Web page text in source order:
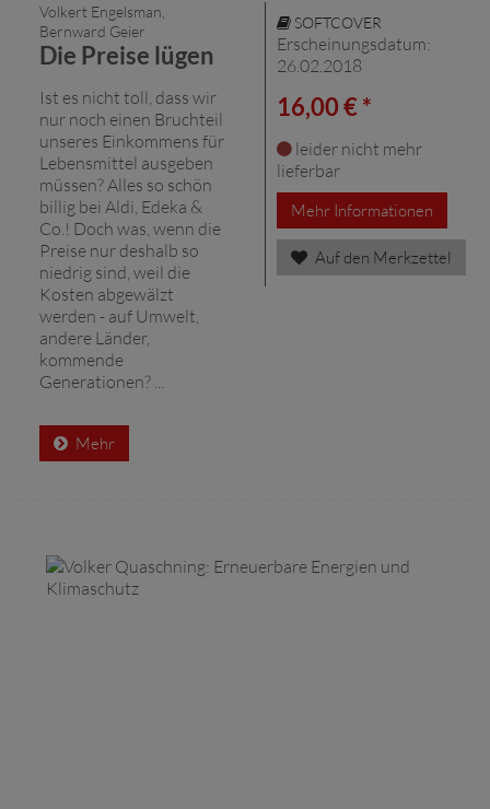
Volkert Engelsman,
Bernward Geier
Die Preise lügen
Ist es nicht toll, dass wir
nur noch einen Bruchteil
unseres Einkommens für
Lebensmittel ausgeben
müssen? Alles so schön
billig bei Aldi, Edeka &
Co.! Doch was, wenn die
Preise nur deshalb so
niedrig sind, weil die
Kosten abgewälzt
werden - auf Umwelt,
andere Länder,
kommende
Generationen? ...
Mehr
SOFTCOVER
Erscheinungsdatum:
26.02.2018
16,00 € *
leider nicht mehr
lieferbar
Mehr Informationen
Auf den Merkzettel